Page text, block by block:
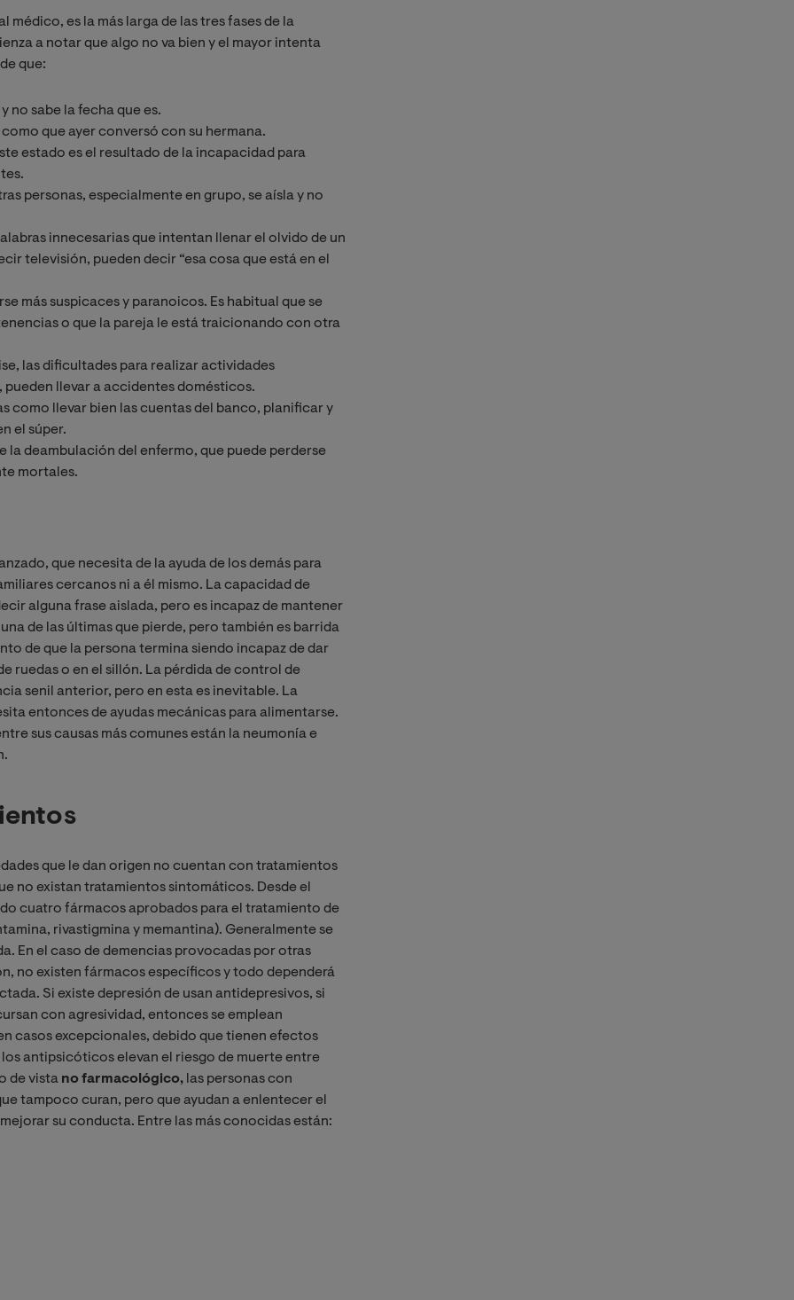
médico, es la más larga de las tres fases de la
a notar que algo no va bien y el mayor intenta
que:
no sabe la fecha que es.
que ayer conversó con su hermana.
estado es el resultado de la incapacidad para
personas, especialmente en grupo, se aísla y no
innecesarias que intentan llenar el olvido de un
televisión, pueden decir “esa cosa que está en el
más suspicaces y paranoicos. Es habitual que se
o que la pareja le está traicionando con otra
las dificultades para realizar actividades
llevar a accidentes domésticos.
como llevar bien las cuentas del banco, planificar y
el súper.
la deambulación del enfermo, que puede perderse
mortales.
que necesita de la ayuda de los demás para
cercanos ni a él mismo. La capacidad de
alguna frase aislada, pero es incapaz de mantener
de las últimas que pierde, pero también es barrida
de que la persona termina siendo incapaz de dar
ruedas o en el sillón. La pérdida de control de
senil anterior, pero en esta es inevitable. La
entonces de ayudas mecánicas para alimentarse.
sus causas más comunes están la neumonía e
que le dan origen no cuentan con tratamientos
no existan tratamientos sintomáticos. Desde el
cuatro fármacos aprobados para el tratamiento de
rivastigmina y memantina). Generalmente se
En el caso de demencias provocadas por otras
no existen fármacos específicos y todo dependerá
Si existe depresión de usan antidepresivos, si
con agresividad, entonces se emplean
casos excepcionales, debido que tienen efectos
antipsicóticos elevan el riesgo de muerte entre
de vista no farmacológico, las personas con
tampoco curan, pero que ayudan a enlentecer el
su conducta. Entre las más conocidas están: